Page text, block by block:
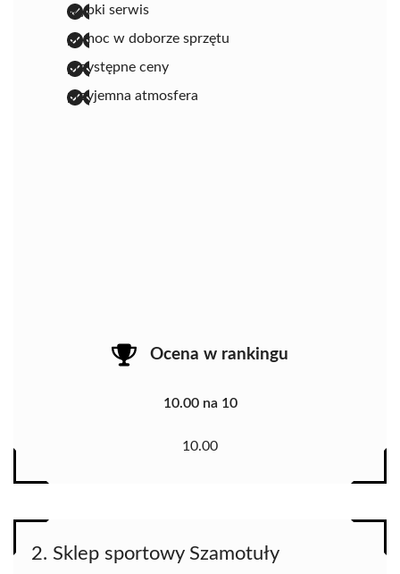
szybki serwis
pomoc w doborze sprzętu
przystępne ceny
przyjemna atmosfera
Ocena w rankingu
10.00 na 10
10.00
2. Sklep sportowy Szamotuły